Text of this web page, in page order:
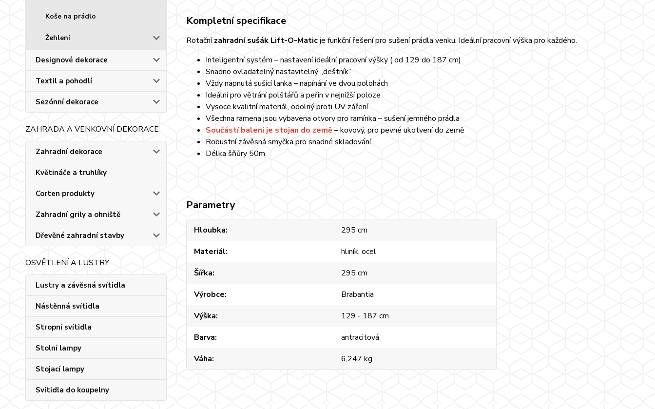
Koše na prádlo
Žehlení
Designové dekorace
Textil a pohodlí
Sezónní dekorace
ZAHRADA A VENKOVNÍ DEKORACE
Zahradní dekorace
Květináče a truhlíky
Corten produkty
Zahradní grily a ohniště
Dřevěné zahradní stavby
OSVĚTLENÍ A LUSTRY
Lustry a závěsná svítidla
Nástěnná svítidla
Stropní svítidla
Stolní lampy
Stojací lampy
Svítidla do koupelny
Kompletní specifikace
Rotačnízahradní sušák Lift-O-Maticje funkční řešení pro sušení prádla venku. Ideální pracovní výška pro každého.
Inteligentní systém – nastavení ideální pracovní výšky ( od 129 do 187 cm)
Snadno ovladatelný nastavitelný „deštník“
Vždy napnutá sušící lanka – napínání ve dvou polohách
Ideální pro větrání polštářů a peřin v nejnižší poloze
Vysoce kvalitní materiál, odolný proti UV záření
Všechna ramena jsou vybavena otvory pro ramínka – sušení jemného prádla
Součástí balení je stojan do země – kovový, pro pevné ukotvení do země
Robustní závěsná smyčka pro snadné skladování
Délka šňůry 50m
Parametry
Hloubka
295 cm
Materiál
hliník, ocel
Šířka
295 cm
Výrobce
Brabantia
Výška
129 - 187 cm
Barva
antracitová
Váha
6,247 kg